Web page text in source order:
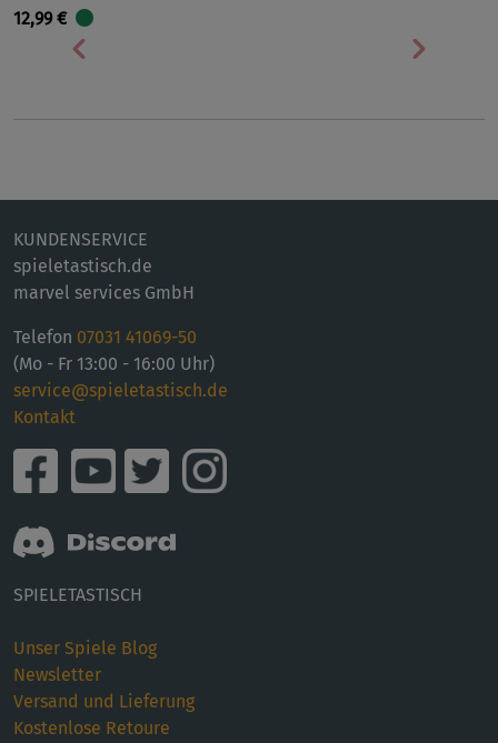
12,99 €
Vorherige
KUNDENSERVICE
spieletastisch.de
marvel services GmbH
Telefon 07031 41069-50
(Mo - Fr 13:00 - 16:00 Uhr)
service@spieletastisch.de
Kontakt
SPIELETASTISCH
Unser Spiele Blog
Newsletter
Versand und Lieferung
Kostenlose Retoure